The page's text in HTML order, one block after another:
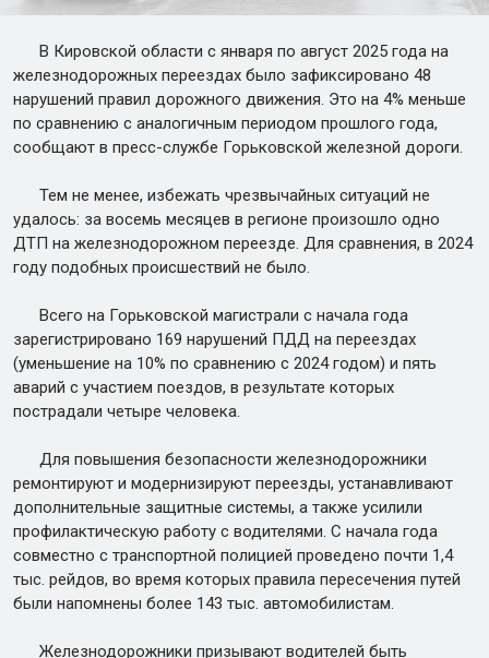
В Кировской области с января по август 2025 года на
железнодорожных переездах было зафиксировано 48
нарушений правил дорожного движения. Это на 4% меньше
по сравнению с аналогичным периодом прошлого года,
сообщают в пресс-службе Горьковской железной дороги.
Тем не менее, избежать чрезвычайных ситуаций не
удалось: за восемь месяцев в регионе произошло одно
ДТП на железнодорожном переезде. Для сравнения, в 2024
году подобных происшествий не было.
Всего на Горьковской магистрали с начала года
зарегистрировано 169 нарушений ПДД на переездах
(уменьшение на 10% по сравнению с 2024 годом) и пять
аварий с участием поездов, в результате которых
пострадали четыре человека.
Для повышения безопасности железнодорожники
ремонтируют и модернизируют переезды, устанавливают
дополнительные защитные системы, а также усилили
профилактическую работу с водителями. С начала года
совместно с транспортной полицией проведено почти 1,4
тыс. рейдов, во время которых правила пересечения путей
были напомнены более 143 тыс. автомобилистам.
Железнодорожники призывают водителей быть